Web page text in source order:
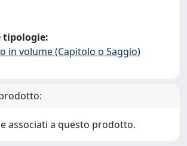
tipologie:
in volume (Capitolo o Saggio)
associati a questo prodotto.